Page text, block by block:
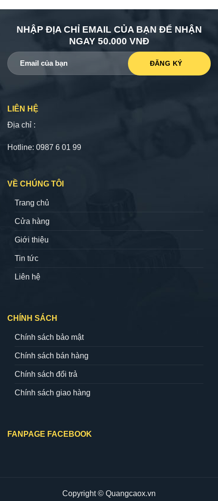
NHẬP ĐỊA CHỈ EMAIL CỦA BẠN ĐỂ NHẬN
NGAY 50.000 VNĐ
LIÊN HỆ
Địa chỉ :
Hotline: 0987 6 01 99
VỀ CHÚNG TÔI
Trang chủ
Cửa hàng
Giới thiệu
Tin tức
Liên hệ
CHÍNH SÁCH
Chính sách bảo mật
Chính sách bán hàng
Chính sách đổi trả
Chính sách giao hàng
FANPAGE FACEBOOK
Copyright © Quangcaox.vn